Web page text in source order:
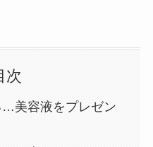
次
美容液をプレゼン